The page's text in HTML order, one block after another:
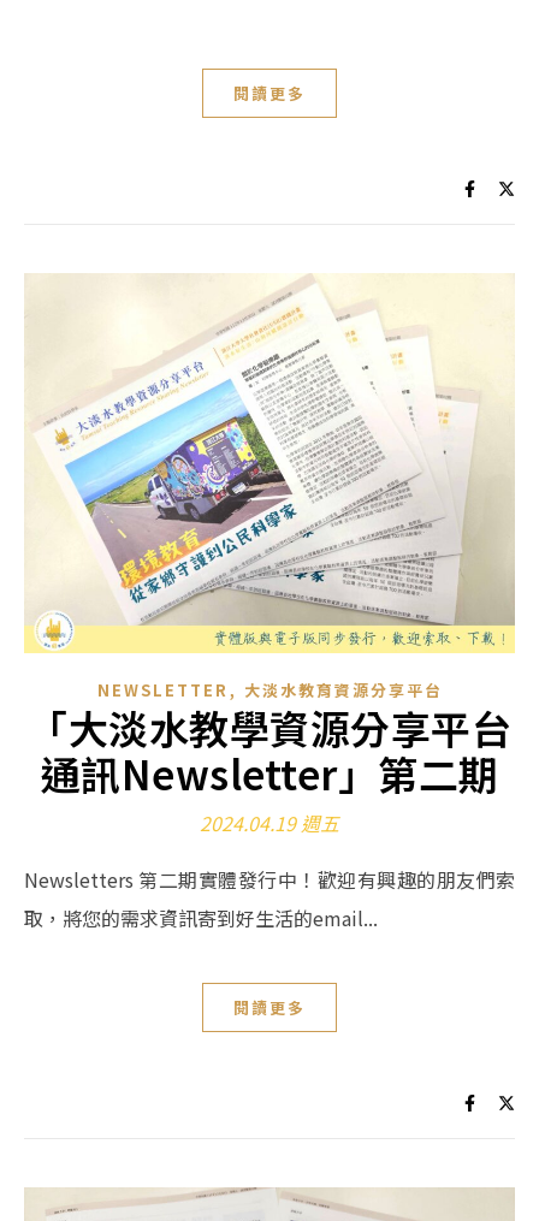
閱讀更多
NEWSLETTER, 大淡水教育資源分享平台
「大淡水教學資源分享平台
通訊Newsletter」第二期
2024.04.19 週五
Newsletters 第二期實體發行中！歡迎有興趣的朋友們索
取，將您的需求資訊寄到好生活的email...
閱讀更多